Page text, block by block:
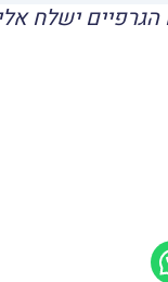
ישלח